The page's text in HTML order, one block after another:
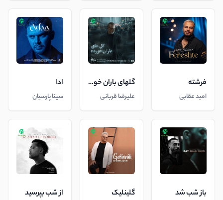
فرشته
امید عقابی
گلهای باران خورده
علیرضا قربانی
ادا
سینا پارسیان
باز شب شد گلینلیک از شب بپرسید